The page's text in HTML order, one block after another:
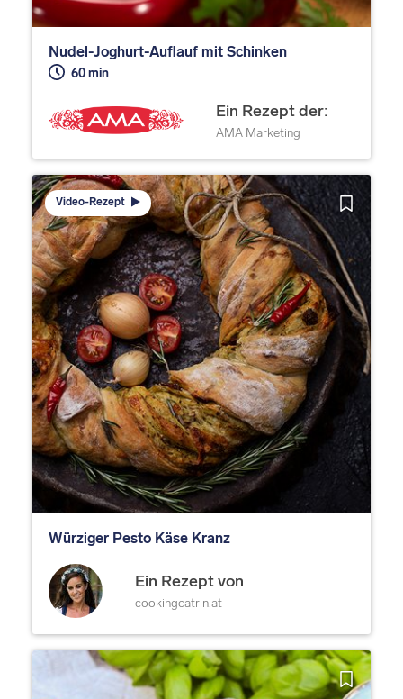
Nudel-Joghurt-Auflauf mit Schinken
60 min
Ein Rezept der:
AMA Marketing
Video-Rezept
Würziger Pesto Käse Kranz
Ein Rezept von
cookingcatrin.at